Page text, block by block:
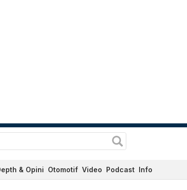
& Opini Otomotif Video Podcast Info